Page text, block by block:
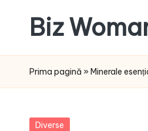
content
Biz
ta,
succesul
Prima pagină » Minerale
Posted
Diverse